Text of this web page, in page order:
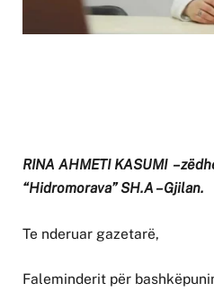
RINA AHMETI KASUMI –
“Hidromorava” SH.A – Gjilan.
Te nderuar gazetarë,
Faleminderit për